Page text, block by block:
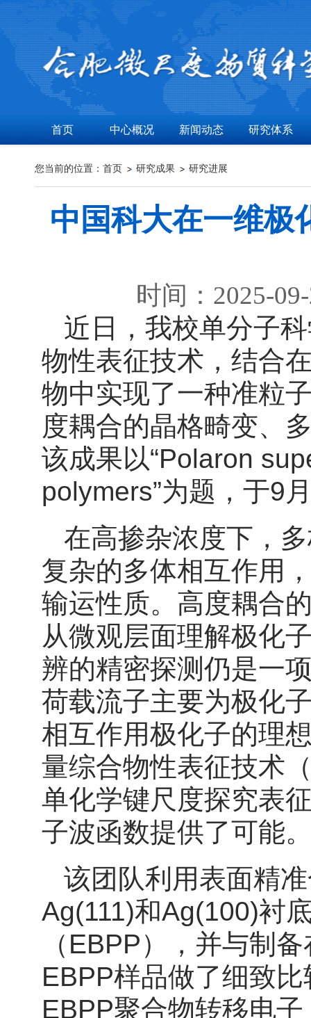
首页 中心概况 新闻动态 研究体系
您当前的位置： 首页 研究成果 研究进展
中国科大在一维极
时间：2025-
近日，我校单分子
物性表征技术，结合
物中实现了一种准粒
度耦合的晶格畸变、
该成果以“Polaron
polymers”为题，于9
在高掺杂浓度下，
复杂的多体相互作用
输运性质。高度耦合
从微观层面理解极化
辨的精密探测仍是一
荷载流子主要为极化
相互作用极化子的理
量综合物性表征技术
单化学键尺度探究表
子波函数提供了可能
该团队利用表面精
Ag(111)和Ag(100)衬
（EBPP），并与制
EBPP样品做了细致
EBPP聚合物转移电